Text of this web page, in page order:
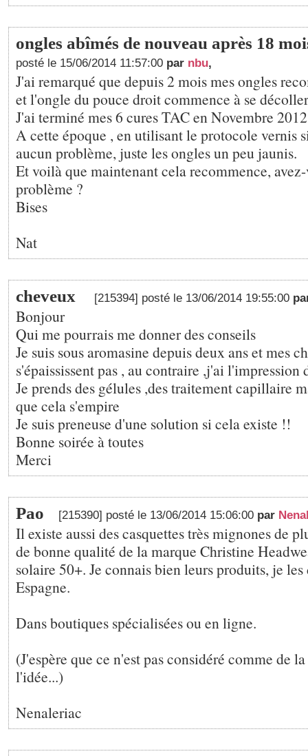
ongles abîmés de nouveau après 18
posté le 15/06/2014 11:57:00 par nbu,
J'ai remarqué que depuis 2 mois mes ongles
et l'ongle du pouce droit commence à se
J'ai terminé mes 6 cures TAC en Novembre
A cette époque , en utilisant le protocole vernis
aucun problème, juste les ongles un peu jaunis.
Et voilà que maintenant cela recommence,
problème ?
Bises
Nat
cheveux [215394] posté le 13/06/2014 19:55:00
Bonjour
Qui me pourrais me donner des conseils
Je suis sous aromasine depuis deux ans et mes
s'épaississent pas , au contraire ,j'ai l'impression
Je prends des gélules ,des traitement capillaire
que cela s'empire
Je suis preneuse d'une solution si cela existe !!
Bonne soirée à toutes
Merci
Pao [215390] posté le 13/06/2014 15:06:00 par
Il existe aussi des casquettes très mignones de
de bonne qualité de la marque Christine
solaire 50+. Je connais bien leurs produits, je
Espagne.
Dans boutiques spécialisées ou en ligne.
(J'espère que ce n'est pas considéré comme de
l'idée...)
Nenaleriac